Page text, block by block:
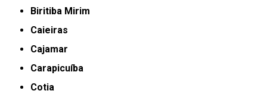
Biritiba Mirim
Caieiras
Cajamar
Carapicuíba
Cotia